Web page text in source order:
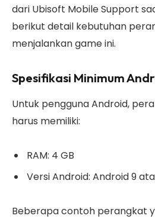
dari Ubisoft Mobile Support
berikut detail kebutuhan
menjalankan game ini.
Spesifikasi Minimum
Untuk pengguna Android,
harus memiliki:
RAM: 4 GB
Versi Android: Android 9
Beberapa contoh perangkat